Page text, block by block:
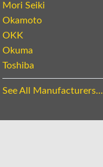
Mori Seiki
Okamoto
OKK
Okuma
Toshiba
See All Manufacturers...